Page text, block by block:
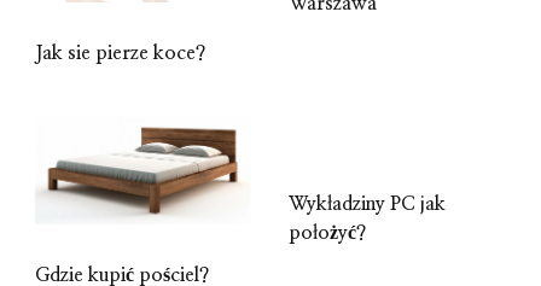
Jak sie pierze koce?
Gdzie kupić pościel?
Wykładziny PC jak
położyć?